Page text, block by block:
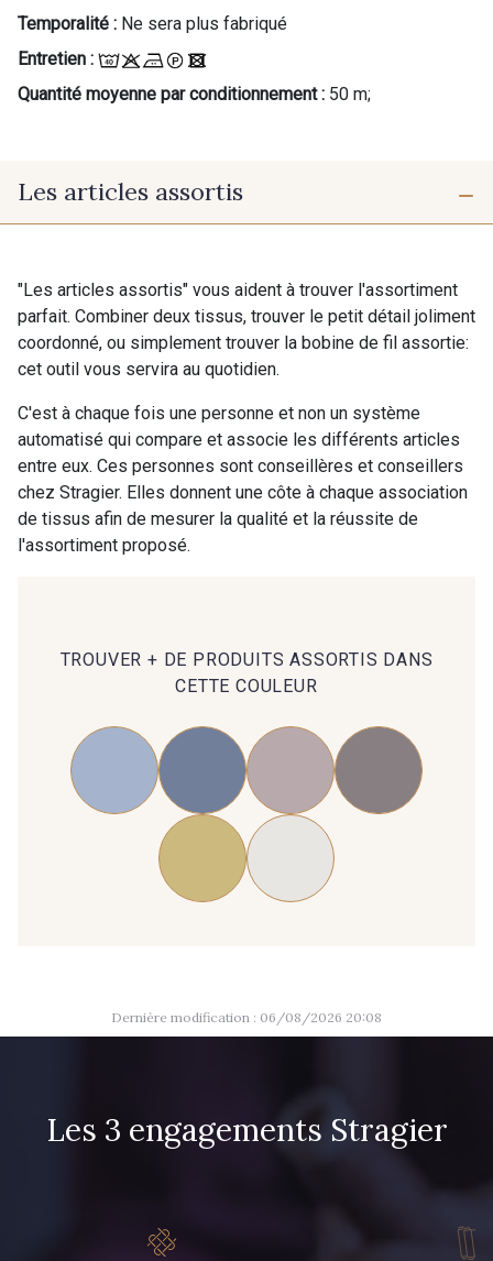
Temporalité : Ne sera plus fabriqué
Entretien :
Quantité moyenne par conditionnement : 50 m;
Les articles assortis
"Les articles assortis" vous aident à trouver l'assortiment
parfait. Combiner deux tissus, trouver le petit détail joliment
coordonné, ou simplement trouver la bobine de fil assortie:
cet outil vous servira au quotidien.
C'est à chaque fois une personne et non un système
automatisé qui compare et associe les différents articles
entre eux. Ces personnes sont conseillères et conseillers
chez Stragier. Elles donnent une côte à chaque association
de tissus afin de mesurer la qualité et la réussite de
l'assortiment proposé.
TROUVER + DE PRODUITS ASSORTIS DANS
CETTE COULEUR
Dernière modification : 06/08/2026 20:08
Les 3 engagements Stragier
Pour vous, couture rime avec détente ?
Recevez chaque semaine un clin d’œil rempli de
nouveautés, d’inspirations et de promotions.